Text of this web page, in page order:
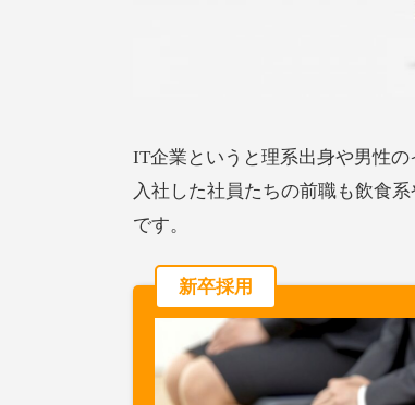
IT企業というと理系出身や男性
入社した社員たちの前職も飲食
です。
新卒採用